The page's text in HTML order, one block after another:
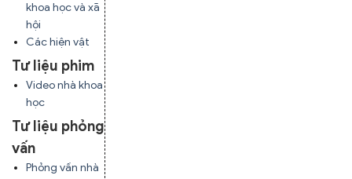
khoa học và xã
hội
Các hiện vật
Tư liệu phim
Video nhà khoa
học
Tư liệu phỏng
vấn
Phỏng vấn nhà